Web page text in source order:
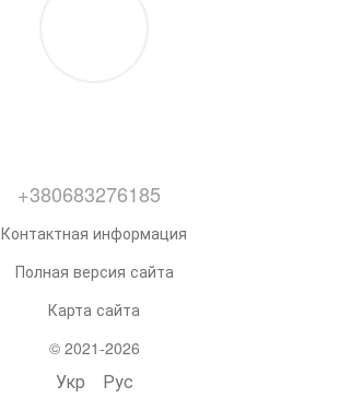
+380683276185
Контактная информация
Полная версия сайта
Карта сайта
© 2021-2026
Укр Рус